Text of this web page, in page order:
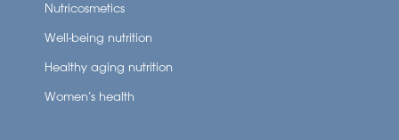
Nutricosmetics
Well-being nutrition
Healthy aging nutrition
Women’s health